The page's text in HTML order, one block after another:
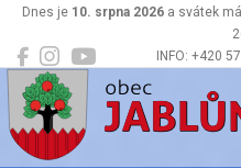
INFO: +420
Dnes je 10. srpna 2026 a svátek má
Jablůnka